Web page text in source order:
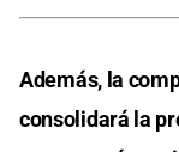
Además, la
consolidará la